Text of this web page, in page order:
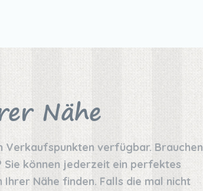
Nähe
Verkaufspunkten verfügbar. Brauchen
Sie können jederzeit ein perfektes
Nähe finden. Falls die mal nicht